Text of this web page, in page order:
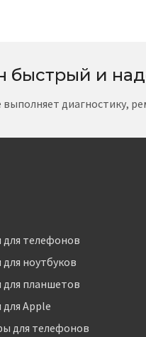
быстрый и
выполняет диагностику,
для телефонов
ноутбуков
для планшетов
Apple
для телефонов